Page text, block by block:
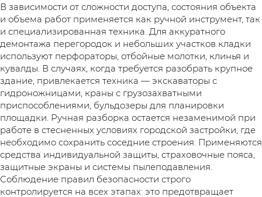
В зависимости от сложности доступа, состояния объекта
и объема работ применяется как ручной инструмент, так
и специализированная техника. Для аккуратного
демонтажа перегородок и небольших участков кладки
используют перфораторы, отбойные молотки, клинья и
кувалды. В случаях, когда требуется разобрать крупное
здание, привлекается техника — экскаваторы с
гидроножницами, краны с грузозахватными
приспособлениями, бульдозеры для планировки
площадки. Ручная разборка остается незаменимой при
работе в стесненных условиях городской застройки, где
необходимо сохранить соседние строения. Применяются
средства индивидуальной защиты, страховочные пояса,
защитные экраны и системы пылеподавления.
Соблюдение правил безопасности строго
контролируется на всех этапах: это предотвращает